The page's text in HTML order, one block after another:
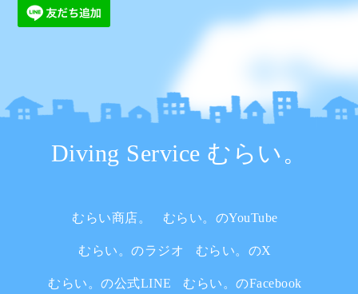
Diving Service むらい。
むらい商店。 むらい。のYouTube
むらい。のラジオ むらい。のX
むらい。の公式LINE むらい。のFacebook